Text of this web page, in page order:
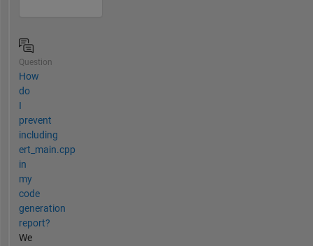
Question
How
do
I
prevent
including
ert_main.cpp
in
my
code
generation
report?
We